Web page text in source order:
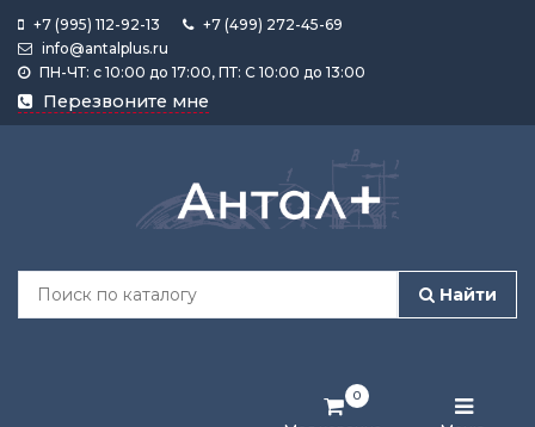
+7 (995) 112-92-13
+7 (499) 272-45-69
info@antalplus.ru
ПН-ЧТ: с 10:00 до 17:00, ПТ: С 10:00 до 13:00
Перезвоните мне
Найти
0
Каталог
продукции
Лента